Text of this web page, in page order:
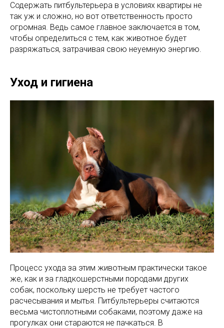
Содержать питбультерьера в условиях квартиры не
так уж и сложно, но вот ответственность просто
огромная. Ведь самое главное заключается в том,
чтобы определиться с тем, как животное будет
разряжаться, затрачивая свою неуемную энергию.
Уход и гигиена
Процесс ухода за этим животным практически такое
же, как и за гладкошерстными породами других
собак, поскольку шерсть не требует частого
расчесывания и мытья. Питбультерьеры считаются
весьма чистоплотными собаками, поэтому даже на
прогулках они стараются не пачкаться. В